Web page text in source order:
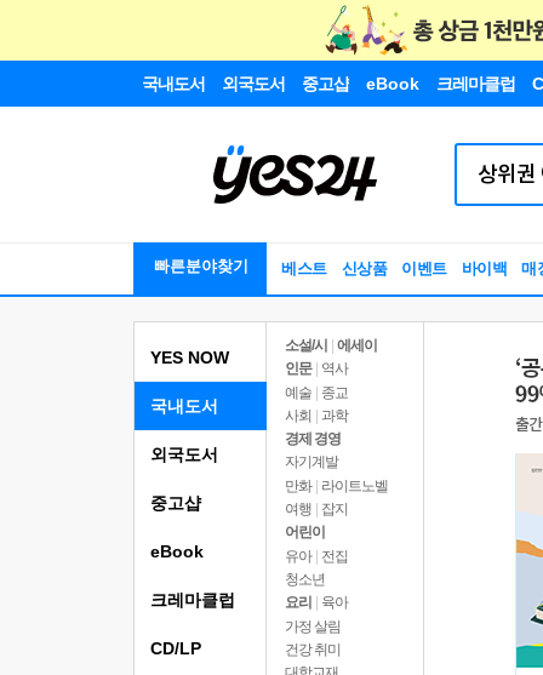
국내도서 외국도서 중고샵 eBook 크레마클럽
빠른분야찾기 베스트 신상품 이벤트 바이백 매
YES NOW
국내도서
소설/시
에세이
인문
역사
예술 | 종교
사회 | 과학
경제 경영
자기계발
만화 | 라이트노벨
여행
잡지
어린이
유아 | 전집
청소년
요리
육아
가정 살림
건강 취미
외국도서
중고샵
eBook
크레마클럽
CD/LP